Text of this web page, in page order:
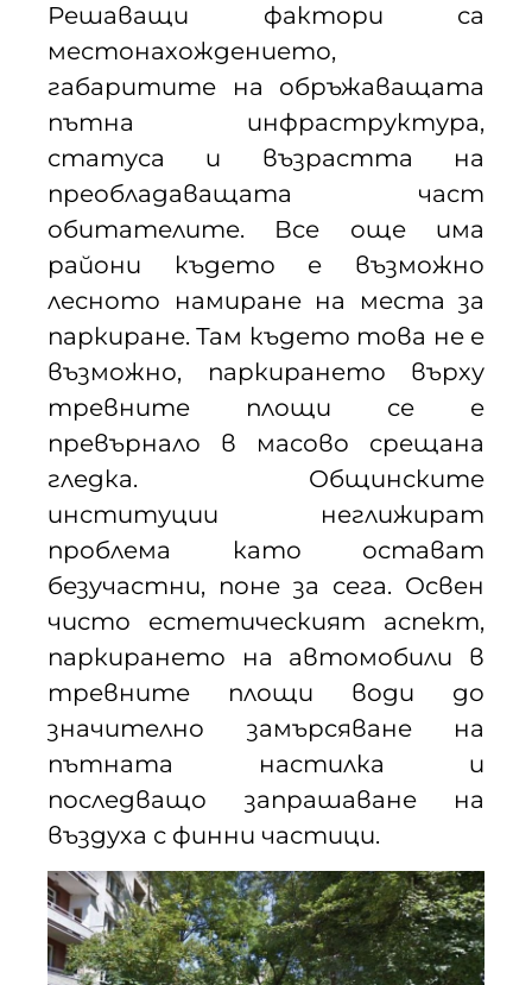
Решаващи фактори са
местонахождението,
габаритите на обръжаващата
пътна инфраструктура,
статуса и възрастта на
преобладаващата част
обитателите. Все още има
райони където е възможно
лесното намиране на места за
паркиране. Там където това не е
възможно, паркирането върху
тревните площи се е
превърнало в масово срещана
гледка. Общинските
институции неглижират
проблема като остават
безучастни, поне за сега. Освен
чисто естетическият аспект,
паркирането на автомобили в
тревните площи води до
значително замърсяване на
пътната настилка и
последващо запрашаване на
въздуха с финни частици.